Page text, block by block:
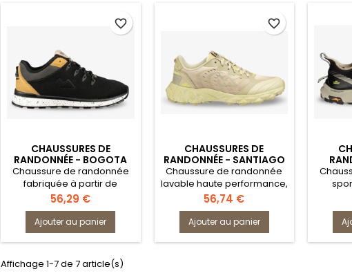
CHAUSSURES DE
RANDONNÉE - BOGOTA
SAFETY JOGGER
Chaussure de randonnée
fabriquée à partir de
matériaux recyclés, conçue
pour les aventuriers
soucieux de
l'environnement qui
recherchent une
adhérence remarquable,
une absorption de l'énergie
Prix
56,29 €
Ajouter au panier
favorite_border
CHAUSSURES DE
RANDONNÉE - SANTIAGO
SAFETY JOGGER
Chaussure de randonnée
lavable haute performance,
dotée d'un design sneaker
tendance, d'une adhérence
fiable et d'une respirabilité
exceptionnelle.
Prix
56,74 €
Ajouter au panier
favorite_border
une
d'un
un
Affichage 1-7 de 7 article(s)